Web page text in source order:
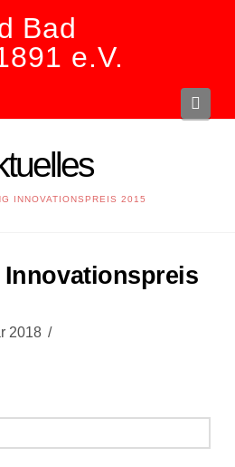
Bad
e.V.
INNOVATIONSPREIS 2015
2018